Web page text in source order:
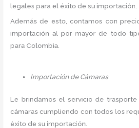
legales para el éxito de su importación.
Además de esto, contamos con
importación al por mayor de todo
para Colombia.
Importación de Cámaras
Le brindamos el servicio de
cámaras cumpliendo con todos los
éxito de su importación.